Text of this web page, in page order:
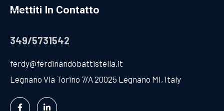
Mettiti In Contatto
349/5731542
ferdy@ferdinandobattistella.it
Legnano Via Torino 7/A 20025 Legnano MI, Italy